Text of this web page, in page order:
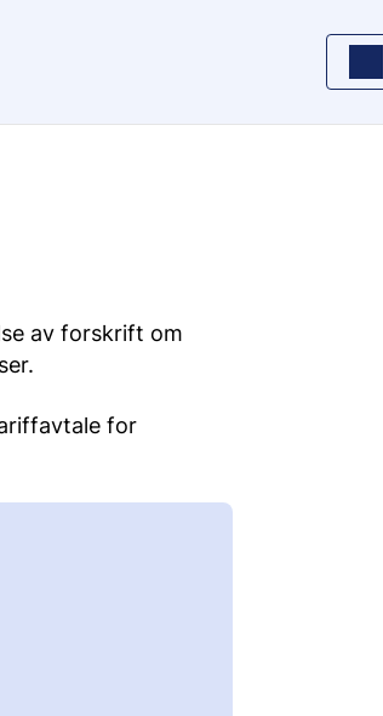
av forskrift om
for